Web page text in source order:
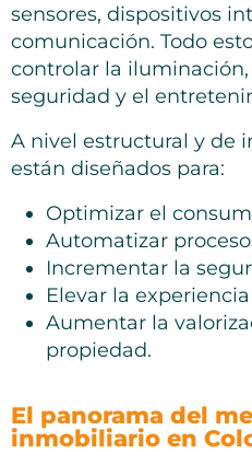
sensores, dispositivos
comunicación. Todo
controlar la
seguridad y el
A nivel estructural y de
están diseñados para:
Optimizar el
Automatizar
Incrementar la
Elevar la
Aumentar la
propiedad.
El panorama del
inmobiliario en